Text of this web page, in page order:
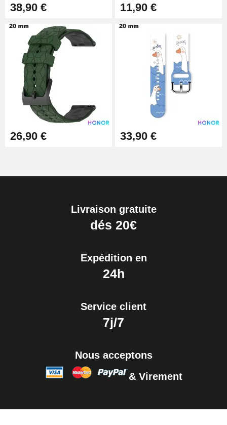
38,90 € 11,90 €
26,90 € 33,90 €
Livraison gratuite
dés 20€
Expédition en
24h
Service client
7j/7
Nous acceptons
& Virement